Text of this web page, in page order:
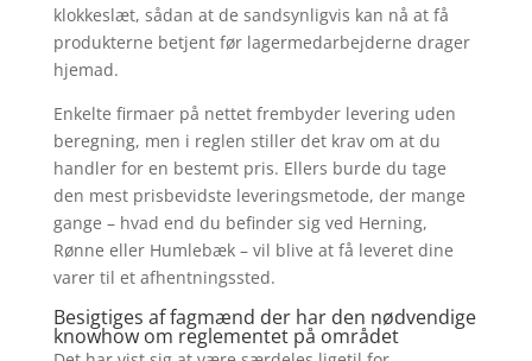
klokkeslæt, sådan at de sandsynligvis kan nå at få
produkterne betjent før lagermedarbejderne drager
hjemad.
Enkelte firmaer på nettet frembyder levering uden
beregning, men i reglen stiller det krav om at du
handler for en bestemt pris. Ellers burde du tage
den mest prisbevidste leveringsmetode, der mange
gange – hvad end du befinder sig ved Herning,
Rønne eller Humlebæk – vil blive at få leveret dine
varer til et afhentningssted.
Besigtiges af fagmænd der har den nødvendige
knowhow om reglementet på området